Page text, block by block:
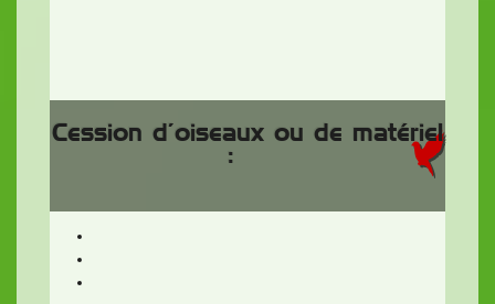
Cession d’oiseaux ou de matériel
: